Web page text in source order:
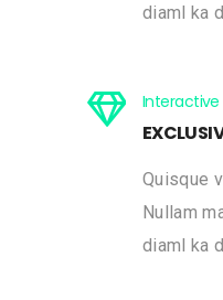
diaml ka
Interactive
Quisque
Nullam
diaml ka